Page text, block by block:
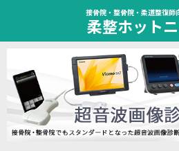
接骨院・整骨院・柔道整復師
柔整ホット
HOME
トピック